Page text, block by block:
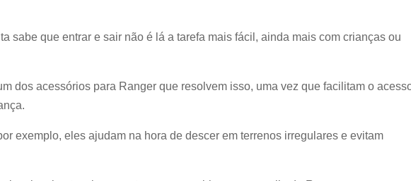
sabe que entrar e sair não é lá a tarefa mais fácil, ainda mais com crianças ou
dos acessórios para Ranger que resolvem isso, uma vez que facilitam o
exemplo, eles ajudam na hora de descer em terrenos irregulares e evitam